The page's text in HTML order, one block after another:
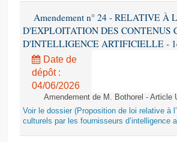
Amendement n° 24 - RELATIVE À
D'EXPLOITATION DES CONTENUS
D'INTELLIGENCE ARTIFICIELLE -
Date de
dépôt :
04/06/2026
Amendement de M. Bothorel - Article
Voir le dossier (Proposition de loi relative à
culturels par les fournisseurs d’intelligence